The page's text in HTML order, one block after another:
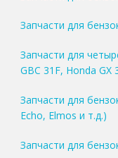
Запчасти для
Запчасти для
GBC 31F, Honda GX
Запчасти для
Echo, Elmos и т.д.)
Запчасти для